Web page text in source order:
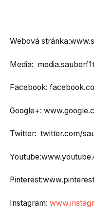
Webová
Media:
Facebook:
Google+:
Twitter: twitter.com/
Instagram: